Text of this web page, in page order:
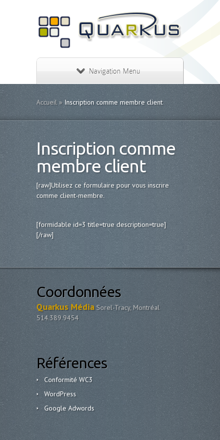
Navigation Menu
Accueil »Inscription comme membre client
Inscription comme
membre client
[raw]Utilisez ce formulaire pour vous inscrire
comme client-membre.
[formidable id=3 title=true description=true]
[/raw]
Coordonnées
Quarkus MédiaSorel-Tracy, Montréal
514.389.9454
Références
Conformité WC3
WordPress
Google Adwords